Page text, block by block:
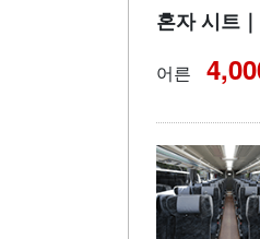
혼자 시트
어른